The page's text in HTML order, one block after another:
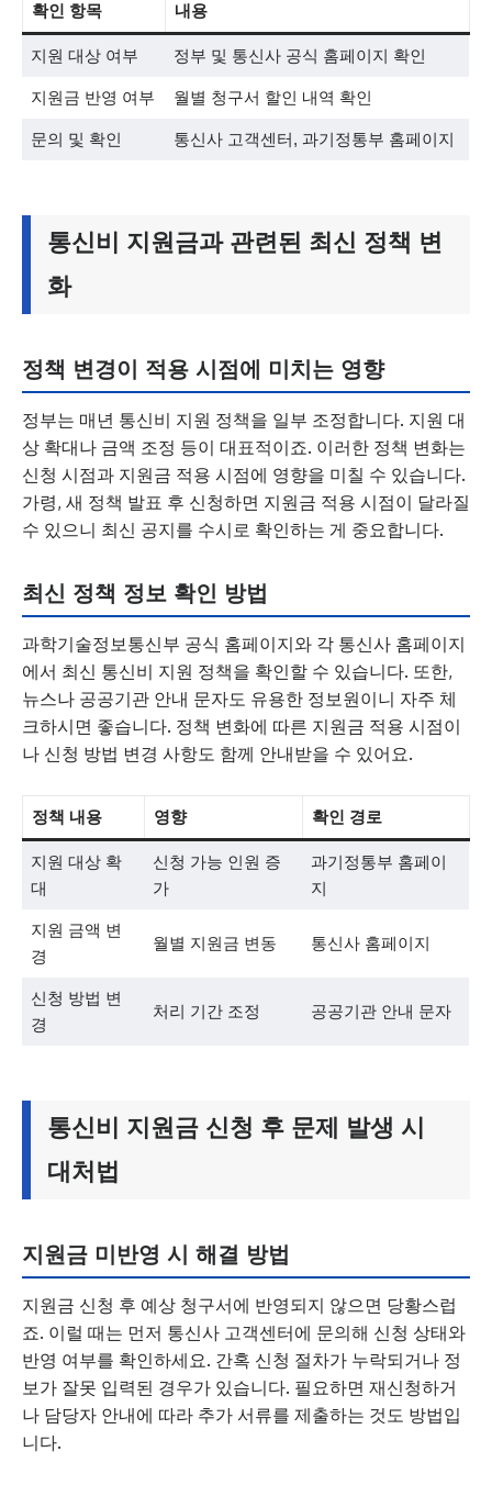
확인 항목 내용
지원 대상 여부 정부 및 통신사 공식 홈페이지 확인
지원금 반영 여부 월별 청구서 할인 내역 확인
문의 및 확인 통신사 고객센터, 과기정통부 홈페이지
통신비 지원금과 관련된 최신 정책 변
화
정책 변경이 적용 시점에 미치는 영향
정부는 매년 통신비 지원 정책을 일부 조정합니다. 지원 대
상 확대나 금액 조정 등이 대표적이죠. 이러한 정책 변화는
신청 시점과 지원금 적용 시점에 영향을 미칠 수 있습니다.
가령, 새 정책 발표 후 신청하면 지원금 적용 시점이 달라질
수 있으니 최신 공지를 수시로 확인하는 게 중요합니다.
최신 정책 정보 확인 방법
과학기술정보통신부 공식 홈페이지와 각 통신사 홈페이지
에서 최신 통신비 지원 정책을 확인할 수 있습니다. 또한,
뉴스나 공공기관 안내 문자도 유용한 정보원이니 자주 체
크하시면 좋습니다. 정책 변화에 따른 지원금 적용 시점이
나 신청 방법 변경 사항도 함께 안내받을 수 있어요.
정책 내용 영향 확인 경로
지원 대상 확
대
신청 가능 인원 증
가
과기정통부 홈페이
지
지원 금액 변
경
월별 지원금 변동 통신사 홈페이지
신청 방법 변
경
처리 기간 조정 공공기관 안내 문자
통신비 지원금 신청 후 문제 발생 시
대처법
지원금 미반영 시 해결 방법
지원금 신청 후 예상 청구서에 반영되지 않으면 당황스럽
죠. 이럴 때는 먼저 통신사 고객센터에 문의해 신청 상태와
반영 여부를 확인하세요. 간혹 신청 절차가 누락되거나 정
보가 잘못 입력된 경우가 있습니다. 필요하면 재신청하거
나 담당자 안내에 따라 추가 서류를 제출하는 것도 방법입
니다.